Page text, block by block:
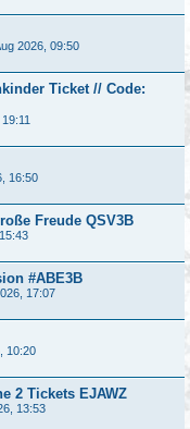
2026, 09:50
Ticket // Code:
16:50
Freude QSV3B
#ABE3B
17:07
10:20
2 Tickets EJAWZ
13:53